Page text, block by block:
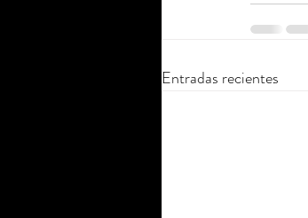
Entradas recientes